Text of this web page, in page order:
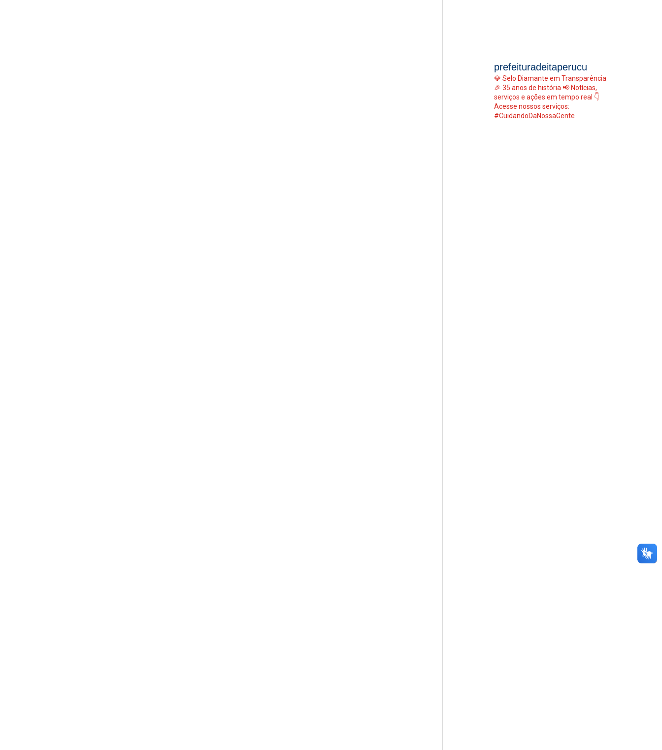
prefeituradeitaperucu
💎 Selo Diamante em Transparência
🎉 35 anos de história 📢 Notícias,
serviços e ações em tempo real 👇
Acesse nossos serviços:
#CuidandoDaNossaGente